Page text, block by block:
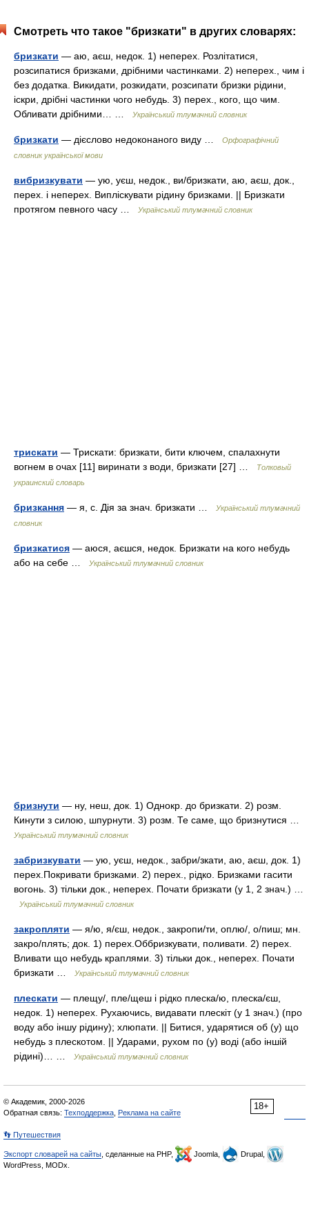
Смотреть что такое "бризкати" в других словарях:
бризкати — аю, аєш, недок. 1) неперех. Розлітатися,
розсипатися бризками, дрібними частинками. 2) неперех., чим і
без додатка. Викидати, розкидати, розсипати бризки рідини,
іскри, дрібні частинки чого небудь. 3) перех., кого, що чим.
Обливати дрібними… …
Український тлумачний словник
бризкати — дієслово недоконаного виду …
Орфографічний
словник української мови
вибризкувати — ую, уєш, недок., ви/бризкати, аю, аєш, док.,
перех. і неперех. Випліскувати рідину бризками. || Бризкати
протягом певного часу …
Український тлумачний словник
трискати — Трискати: бризкати, бити ключем, спалахнути
вогнем в очах [11] виринати з води, бризкати [27] …
Толковый
украинский словарь
бризкання — я, с. Дія за знач. бризкати …
Український тлумачний
словник
бризкатися — аюся, аєшся, недок. Бризкати на кого небудь
або на себе …
Український тлумачний словник
бризнути — ну, неш, док. 1) Однокр. до бризкати. 2) розм.
Кинути з силою, шпурнути. 3) розм. Те саме, що бризнутися …
Український тлумачний словник
забризкувати — ую, уєш, недок., забри/зкати, аю, аєш, док. 1)
перех.Покривати бризками. 2) перех., рідко. Бризками гасити
вогонь. 3) тільки док., неперех. Почати бризкати (у 1, 2 знач.) …
Український тлумачний словник
закропляти — я/ю, я/єш, недок., закропи/ти, оплю/, о/пиш; мн.
закро/плять; док. 1) перех.Оббризкувати, поливати. 2) перех.
Вливати що небудь краплями. 3) тільки док., неперех. Почати
бризкати …
Український тлумачний словник
плескати — плещу/, пле/щеш і рідко плеска/ю, плеска/єш,
недок. 1) неперех. Рухаючись, видавати плескіт (у 1 знач.) (про
воду або іншу рідину); хлюпати. || Битися, ударятися об (у) що
небудь з плескотом. || Ударами, рухом по (у) воді (або іншій
рідині)… …
Український тлумачний словник
18+
© Академик, 2000-2026
Обратная связь: Техподдержка Реклама на сайте
👣 Путешествия
Экспорт словарей на сайты , сделанные на PHP, Joomla,
Drupal,
WordPress, MODx.